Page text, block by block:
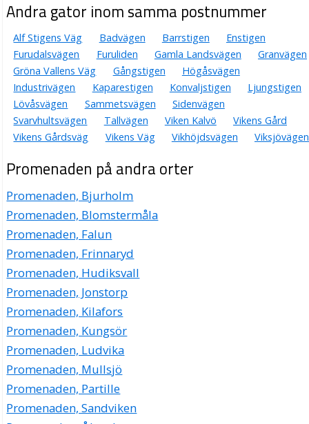
Andra gator inom samma postnummer
Alf Stigens Väg Badvägen Barrstigen
Enstigen
Furudalsvägen
Furuliden Gamla Landsvägen
Granvägen
Gröna Vallens Väg
Gångstigen
Högåsvägen
Industrivägen
Kaparestigen Konvaljstigen
Ljungstigen
Lövåsvägen
Sammetsvägen
Sidenvägen
Svarvhultsvägen
Tallvägen Viken Kalvö
Vikens Gård
Vikens Gårdsväg
Vikens Väg Vikhöjdsvägen Viksjövägen
Promenaden på andra orter
Promenaden, Bjurholm
Promenaden, Blomstermåla
Promenaden, Falun
Promenaden, Frinnaryd
Promenaden, Hudiksvall
Promenaden, Jonstorp
Promenaden, Kilafors
Promenaden, Kungsör
Promenaden, Ludvika
Promenaden, Mullsjö
Promenaden, Partille
Promenaden, Sandviken